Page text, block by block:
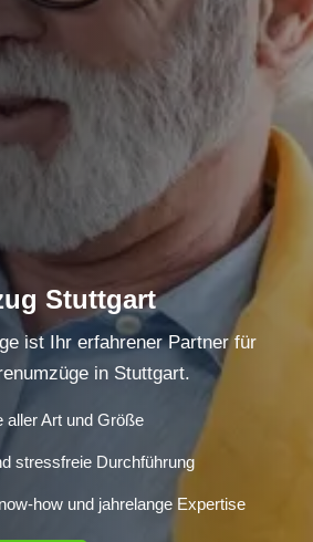
Stuttgart
ist Ihr erfahrener Partner für
in Stuttgart.
aller Art und Größe
stressfreie Durchführung
how und jahrelange Expertise